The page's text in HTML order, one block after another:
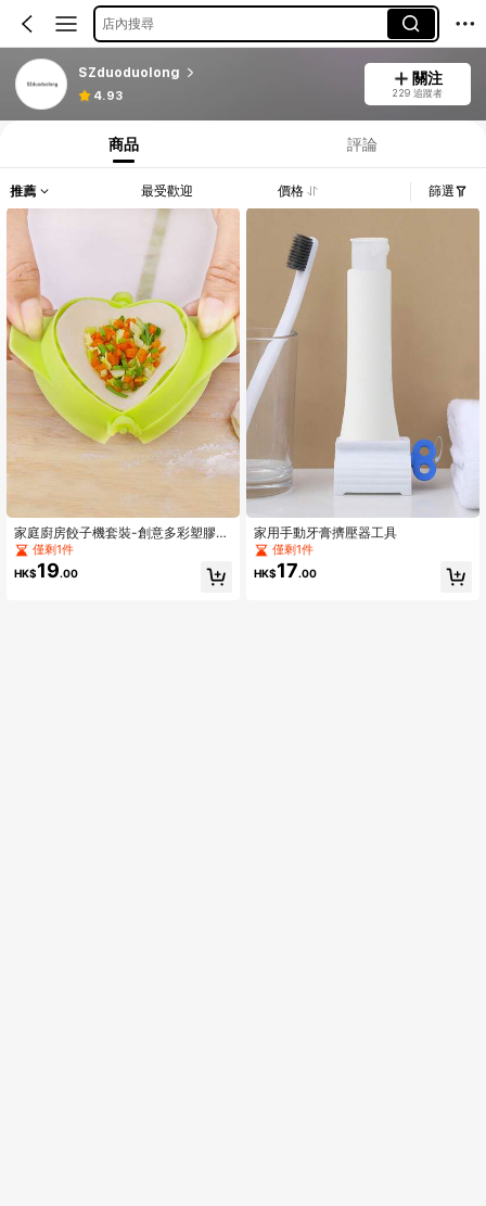
店內搜尋
SZduoduolong
4.93
關注
229 追蹤者
商品 評論
推薦 最受歡迎 價格 篩選
家庭廚房餃子機套裝-創意多彩塑膠餃
子模具僅剩1件
HK$19.00
家用手動牙膏擠壓器工具
僅剩1件
HK$17.00